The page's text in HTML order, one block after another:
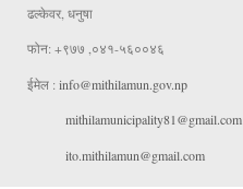
ढल्केवर, धनुषा
फोन: +९७७ ,०४१-५६००४६
ईमेल : info@mithilamun.gov.np
mithilamunicipality81@gmail.com
ito.mithilamun@gmail.com